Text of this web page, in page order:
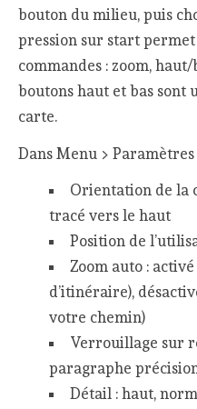
bouton du milieu, puis
pression sur start
commandes : zoom,
boutons haut et bas
carte.
Dans Menu >
Orientation de la
tracé vers le haut
Position de
Zoom auto :
d’itinéraire),
votre chemin)
Verrouillage sur
paragraphe précision
Détail : haut,